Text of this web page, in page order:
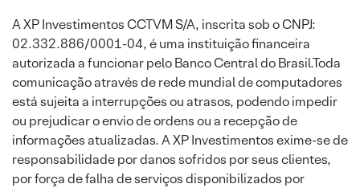
A XP Investimentos CCTVM S/A, inscrita sob o CNPJ:
02.332.886/0001-04, é uma instituição financeira
autorizada a funcionar pelo Banco Central do Brasil.Toda
comunicação através de rede mundial de computadores
está sujeita a interrupções ou atrasos, podendo impedir
ou prejudicar o envio de ordens ou a recepção de
informações atualizadas. A XP Investimentos exime-se de
responsabilidade por danos sofridos por seus clientes,
por força de falha de serviços disponibilizados por